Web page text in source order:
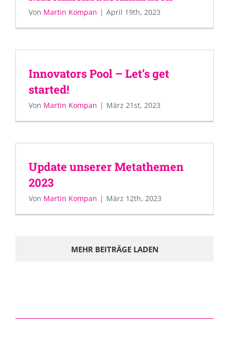
Von Martin Kompan | April 19th, 2023
Innovators Pool – Let’s get
started!
Von Martin Kompan | März 21st, 2023
Update unserer Metathemen
2023
Von Martin Kompan | März 12th, 2023
MEHR BEITRÄGE LADEN